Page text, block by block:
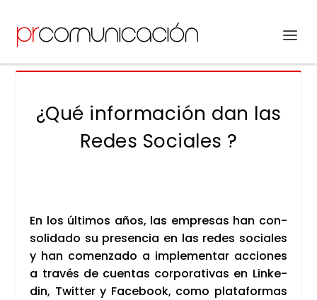
¿Qué información dan las
Redes Sociales ?
En los últi­mos años, las empre­sas han con­
so­li­da­do su pre­sen­cia en las redes socia­les
y han comen­za­do a imple­men­tar accio­nes
a tra­vés de cuen­tas cor­po­ra­ti­vas en Lin­ke­
din, Twit­ter y Face­book, como pla­ta­for­mas